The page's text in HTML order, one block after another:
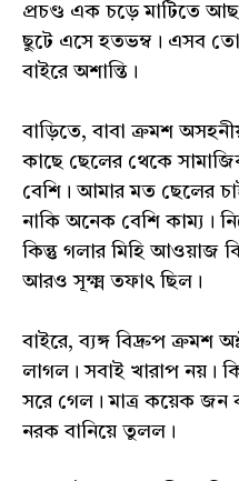
প্রচণ্ড এক চড়ে মাটিতে
ছুটে এসে হতভম্ব। এসব
বাইরে অশান্তি।
বাড়িতে, বাবা ক্রমশ
কাছে ছেলের থেকে
বেশি। আমার মত ছেলের
নাকি অনেক বেশি কাম্য।
কিন্তু গলার মিহি আওয়াজ
আরও সূক্ষ্ম তফাৎ ছিল।
বাইরে, ব্যঙ্গ বিদ্রুপ ক্রমশ
লাগল। সবাই খারাপ নয়।
সরে গেল। মাত্র কয়েক জন
নরক বানিয়ে তুলল।